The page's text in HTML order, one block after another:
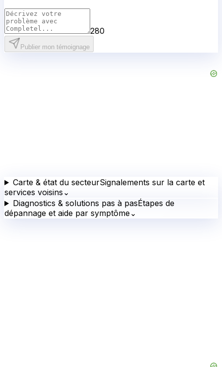
280
Publier mon témoignage
Carte & état du secteurSignalements sur la carte et
services voisins ⌄
Diagnostics & solutions pas à pasÉtapes de
dépannage et aide par symptôme⌄